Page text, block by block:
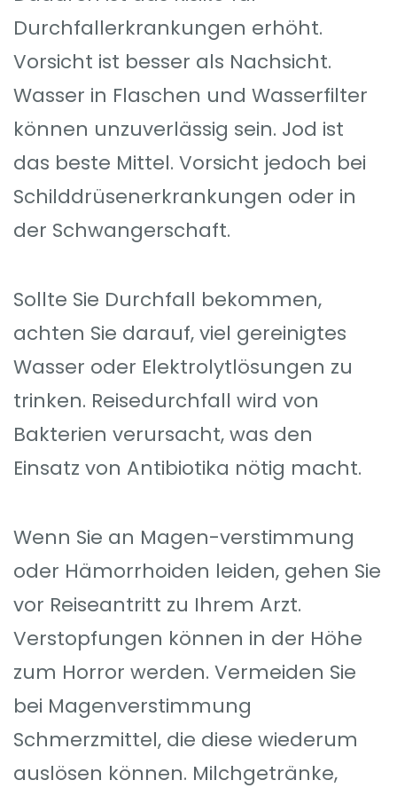
Durchfallerkrankungen erhöht.
Vorsicht ist besser als Nachsicht.
Wasser in Flaschen und Wasserfilter
können unzuverlässig sein. Jod ist
das beste Mittel. Vorsicht jedoch bei
Schilddrüsenerkrankungen oder in
der Schwangerschaft.
Sollte Sie Durchfall bekommen,
achten Sie darauf, viel gereinigtes
Wasser oder Elektrolytlösungen zu
trinken. Reisedurchfall wird von
Bakterien verursacht, was den
Einsatz von Antibiotika nötig macht.
Wenn Sie an Magen-verstimmung
oder Hämorrhoiden leiden, gehen Sie
vor Reiseantritt zu Ihrem Arzt.
Verstopfungen können in der Höhe
zum Horror werden. Vermeiden Sie
bei Magenverstimmung
Schmerzmittel, die diese wiederum
auslösen können. Milchgetränke,